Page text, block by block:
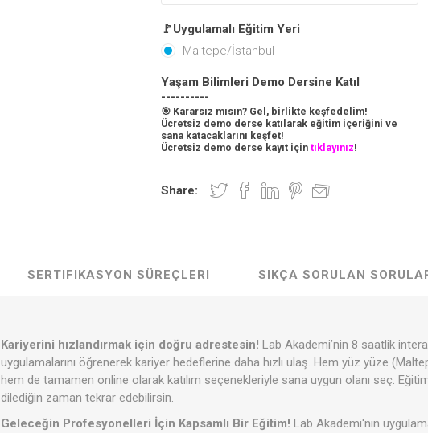
🚩Uygulamalı Eğitim Yeri
Maltepe/İstanbul
Yaşam Bilimleri Demo Dersine Katıl
----------
🎯 Kararsız mısın? Gel, birlikte keşfedelim!
Ücretsiz demo derse katılarak eğitim içeriğini ve
sana katacaklarını keşfet!
Ücretsiz demo derse kayıt için tıklayınız!
Share:
SERTIFIKASYON SÜREÇLERI SIKÇA SORULAN
Kariyerini hızlandırmak için doğru adrestesin! Lab Akademi’nin 8 saatlik
uygulamalarını öğrenerek kariyer hedeflerine daha hızlı ulaş. Hem yüz yüze
hem de tamamen online olarak katılım seçenekleriyle sana uygun olanı seç.
dilediğin zaman tekrar edebilirsin.
Geleceğin Profesyonelleri İçin Kapsamlı Bir Eğitim! Lab Akademi'nin